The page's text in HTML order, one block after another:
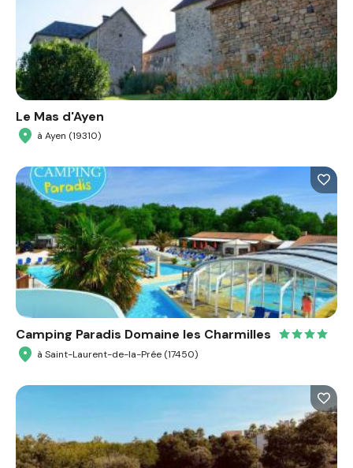
Le Mas d'Ayen
à Ayen (19310)
Camping Paradis Domaine les Charmilles
à Saint-Laurent-de-la-Prée (17450)